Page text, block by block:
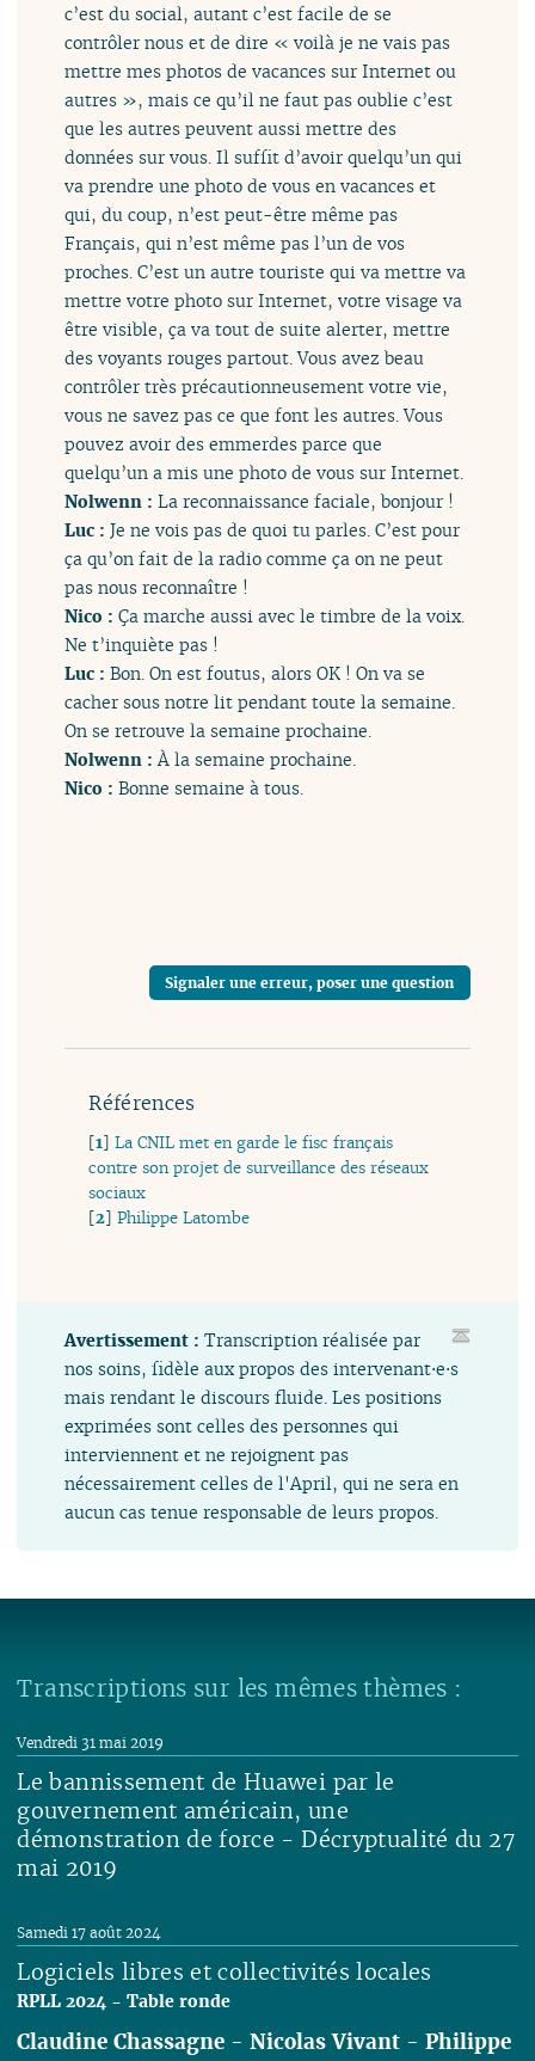
c’est du social, autant c’est facile de se
contrôler nous et de dire « voilà je ne vais pas
mettre mes photos de vacances sur Internet ou
autres », mais ce qu’il ne faut pas oublie c’est
que les autres peuvent aussi mettre des
données sur vous. Il suffit d’avoir quelqu’un qui
va prendre une photo de vous en vacances et
qui, du coup, n’est peut-être même pas
Français, qui n’est même pas l’un de vos
proches. C’est un autre touriste qui va mettre va
mettre votre photo sur Internet, votre visage va
être visible, ça va tout de suite alerter, mettre
des voyants rouges partout. Vous avez beau
contrôler très précautionneusement votre vie,
vous ne savez pas ce que font les autres. Vous
pouvez avoir des emmerdes parce que
quelqu’un a mis une photo de vous sur Internet.
Nolwenn :La reconnaissance faciale, bonjour !
Luc :Je ne vois pas de quoi tu parles. C’est pour
ça qu’on fait de la radio comme ça on ne peut
pas nous reconnaître !
Nico :Ça marche aussi avec le timbre de la voix.
Ne t’inquiète pas !
Luc :Bon. On est foutus, alors OK ! On va se
cacher sous notre lit pendant toute la semaine.
On se retrouve la semaine prochaine.
Nolwenn :À la semaine prochaine.
Nico :Bonne semaine à tous.
Signaler une erreur, poser une question
Références
[1]La CNIL met en garde le fisc français
contre son projet de surveillance des réseaux
sociaux
[2]Philippe Latombe
Avertissement :Transcription réalisée par
nos soins, fidèle aux propos des intervenant⋅e⋅s
mais rendant le discours fluide. Les positions
exprimées sont celles des personnes qui
interviennent et ne rejoignent pas
nécessairement celles de l'April, qui ne sera en
aucun cas tenue responsable de leurs propos.
Transcriptions sur les mêmes thèmes :
Le bannissement de Huawei par le
gouvernement américain, une
démonstration de force - Décryptualité du 27
mai 2019
Vendredi 31 mai 2019
Logiciels libres et collectivités locales
RPLL 2024 - Table ronde
Samedi 17 août 2024
Claudine Chassagne -Nicolas Vivant -Philippe